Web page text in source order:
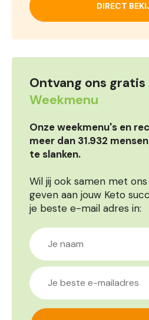
DIRECT
Ontvang ons gratis
Weekmenu
Onze weekmenu's en
meer dan 31.932
te slanken.
Wil jij ook samen met
geven aan jouw Keto
je beste e-mail adres in: